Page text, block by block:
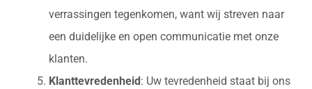
verrassingen tegenkomen, want wij streven naar
een duidelijke en open communicatie met onze
klanten.
Klanttevredenheid : Uw tevredenheid staat bij ons